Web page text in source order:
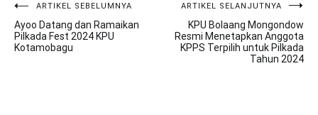
Navigasi
pos
ARTIKEL SEBELUMNYA
Ayoo Datang dan Ramaikan
Pilkada Fest 2024 KPU
Kotamobagu
ARTIKEL SELANJUTNYA
KPU Bolaang Mongondow
Resmi Menetapkan Anggota
KPPS Terpilih untuk Pilkada
Tahun 2024